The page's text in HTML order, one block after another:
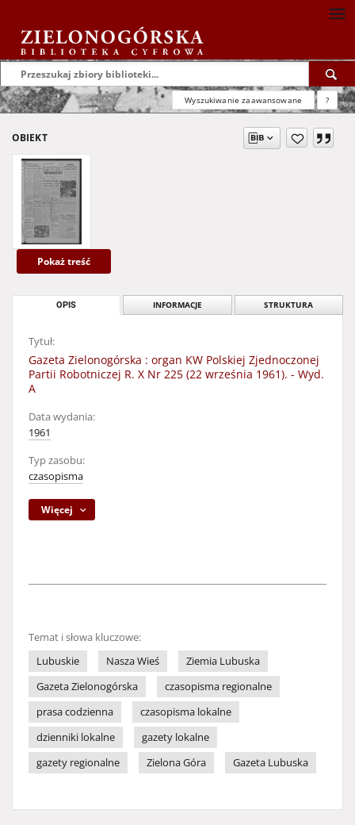
Wyszukiwanie zaawansowane ?
OBIEKT
Pokaż treść
OPIS INFORMACJE STRUKTURA
Tytuł:
Gazeta Zielonogórska : organ KW Polskiej Zjednoczonej
Partii Robotniczej R. X Nr 225 (22 września 1961). - Wyd.
A
Data wydania:
1961
Typ zasobu:
czasopisma
Więcej
Temat i słowa kluczowe:
Lubuskie
Nasza Wieś
Ziemia Lubuska
Gazeta Zielonogórska
czasopisma regionalne
prasa codzienna
czasopisma lokalne
dzienniki lokalne
gazety lokalne
gazety regionalne
Zielona Góra Gazeta Lubuska